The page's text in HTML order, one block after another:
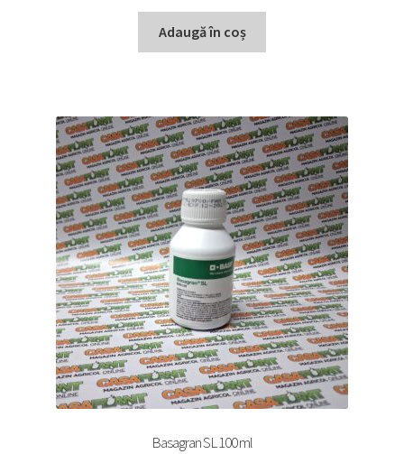
Adaugă în coș
Basagran SL 100 ml